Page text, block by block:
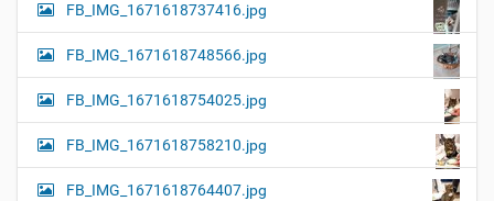
FB_IMG_1671618737416.jpg
FB_IMG_1671618748566.jpg
FB_IMG_1671618754025.jpg
FB_IMG_1671618758210.jpg
FB_IMG_1671618764407.jpg